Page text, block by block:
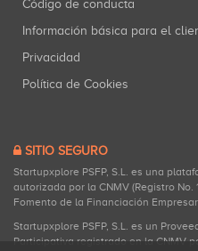
Código de conducta
Información básica para el
Privacidad
Política de Cookies
SITIO SEGURO
Startupxplore PSFP, S.L. es una
autorizada por la CNMV (Registro No.
Fomento de la Financiación
Startupxplore PSFP, S.L. es un
Participativa registrado en la CNMV